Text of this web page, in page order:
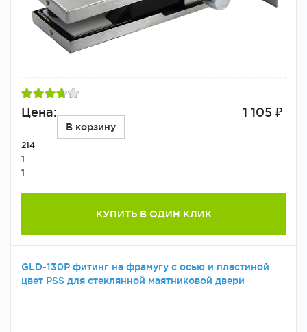
Цена: 1 105 ₽
В корзину
214
1
1
КУПИТЬ В ОДИН КЛИК
GLD-130P фитинг на фрамугу с осью и пластиной
цвет PSS для стеклянной маятниковой двери